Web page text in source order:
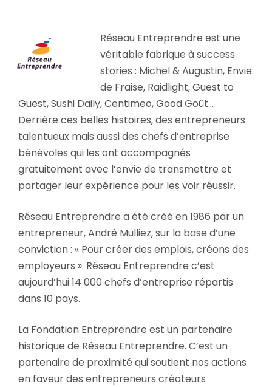
Réseau Entreprendre est une
véritable fabrique à success
stories : Michel & Augustin, Envie
de Fraise, Raidlight, Guest to
Guest, Sushi Daily, Centimeo, Good Goût…
Derrière ces belles histoires, des entrepreneurs
talentueux mais aussi des chefs d’entreprise
bénévoles qui les ont accompagnés
gratuitement avec l’envie de transmettre et
partager leur expérience pour les voir réussir.
Réseau Entreprendre a été créé en 1986 par un
entrepreneur, André Mulliez, sur la base d’une
conviction : « Pour créer des emplois, créons des
employeurs ». Réseau Entreprendre c’est
aujourd’hui 14 000 chefs d’entreprise répartis
dans 10 pays.
La Fondation Entreprendre est un partenaire
historique de Réseau Entreprendre. C’est un
partenaire de proximité qui soutient nos actions
en faveur des entrepreneurs créateurs